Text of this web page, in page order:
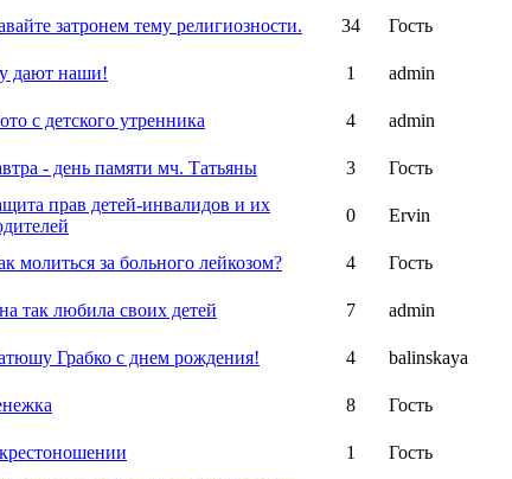
затронем тему религиозности.
34 Гость
дают наши!
1 admin
с детского утренника
4 admin
- день памяти мч. Татьяны
3 Гость
прав детей-инвалидов и их
0 Ervin
молиться за больного лейкозом?
4 Гость
так любила своих детей
7 admin
Грабко с днем рождения!
4 balinskaya
8 Гость
1 Гость